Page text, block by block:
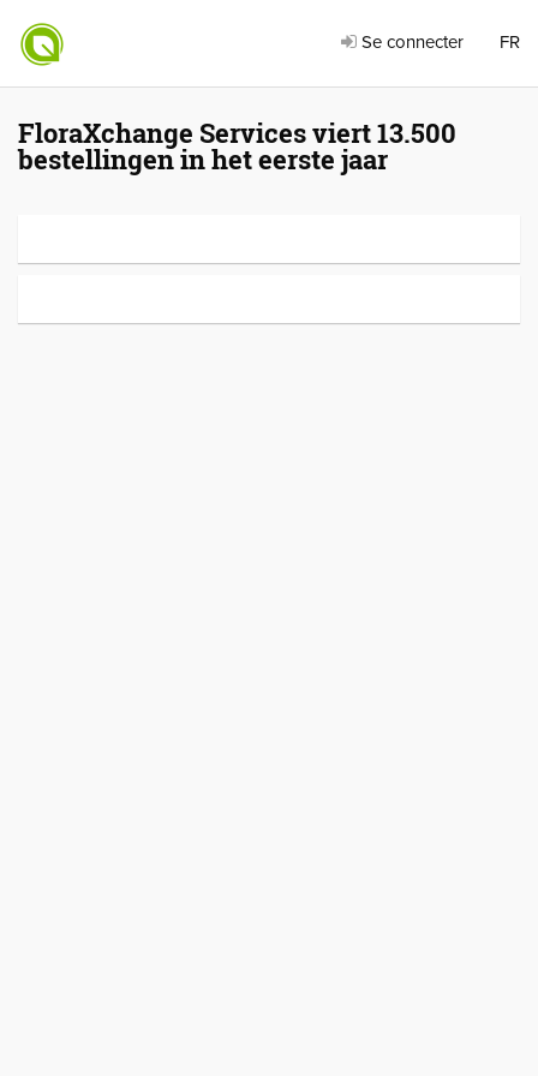
Se connecter FR
FloraXchange Services viert 13.500
bestellingen in het eerste jaar